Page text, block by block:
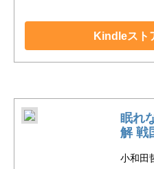
Kindleスト
眠れ
解 戦
小和田